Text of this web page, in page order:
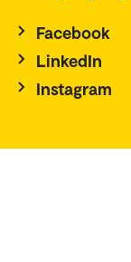
Facebook
LinkedIn
Instagram